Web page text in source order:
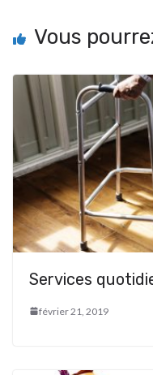
Vous
Services
février 21, 2019